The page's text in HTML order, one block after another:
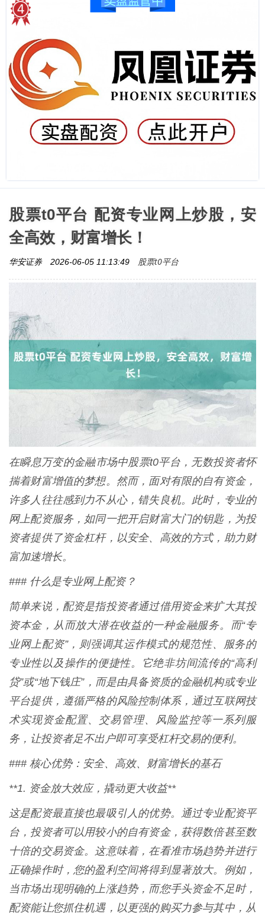
股票t0平台 配资专业网上炒股，安
全高效，财富增长！
华安证券 2026-06-05 11:13:49 股票t0平台
在瞬息万变的金融市场中股票t0平台，无数投资者怀
揣着财富增值的梦想。然而，面对有限的自有资金，
许多人往往感到力不从心，错失良机。此时，专业的
网上配资服务，如同一把开启财富大门的钥匙，为投
资者提供了资金杠杆，以安全、高效的方式，助力财
富加速增长。
### 什么是专业网上配资？
简单来说，配资是指投资者通过借用资金来扩大其投
资本金，从而放大潜在收益的一种金融服务。而“专
业网上配资”，则强调其运作模式的规范性、服务的
专业性以及操作的便捷性。它绝非坊间流传的“高利
贷”或“地下钱庄”，而是由具备资质的金融机构或专业
平台提供，遵循严格的风险控制体系，通过互联网技
术实现资金配置、交易管理、风险监控等一系列服
务，让投资者足不出户即可享受杠杆交易的便利。
### 核心优势：安全、高效、财富增长的基石
**1. 资金放大效应，撬动更大收益**
这是配资最直接也最吸引人的优势。通过专业配资平
台，投资者可以用较小的自有资金，获得数倍甚至数
十倍的交易资金。这意味着，在看准市场趋势并进行
正确操作时，您的盈利空间将得到显著放大。例如，
当市场出现明确的上涨趋势，而您手头资金不足时，
配资能让您抓住机遇，以更强的购买力参与其中，从